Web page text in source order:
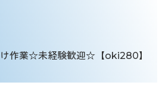
作業☆未経験歓迎☆【oki280】